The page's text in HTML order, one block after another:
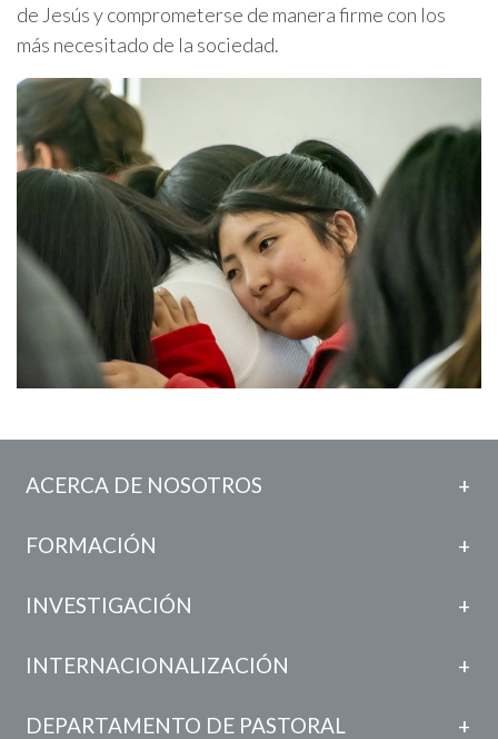
de Jesús y comprometerse de manera firme con los
más necesitado de la sociedad.
ACERCA DE NOSOTROS
FORMACIÓN
INVESTIGACIÓN
INTERNACIONALIZACIÓN
DEPARTAMENTO DE PASTORAL